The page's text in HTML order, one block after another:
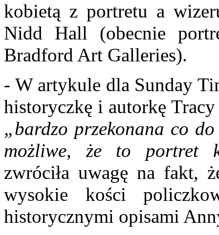
kobietą z portretu a
Nidd Hall (obecnie
Bradford Art Galleries).
- W artykule dla Sunday
historyczkę i autorkę
„bardzo przekonana co
możliwe, że to portret
zwróciła uwagę na fakt,
wysokie kości
historycznymi opisami